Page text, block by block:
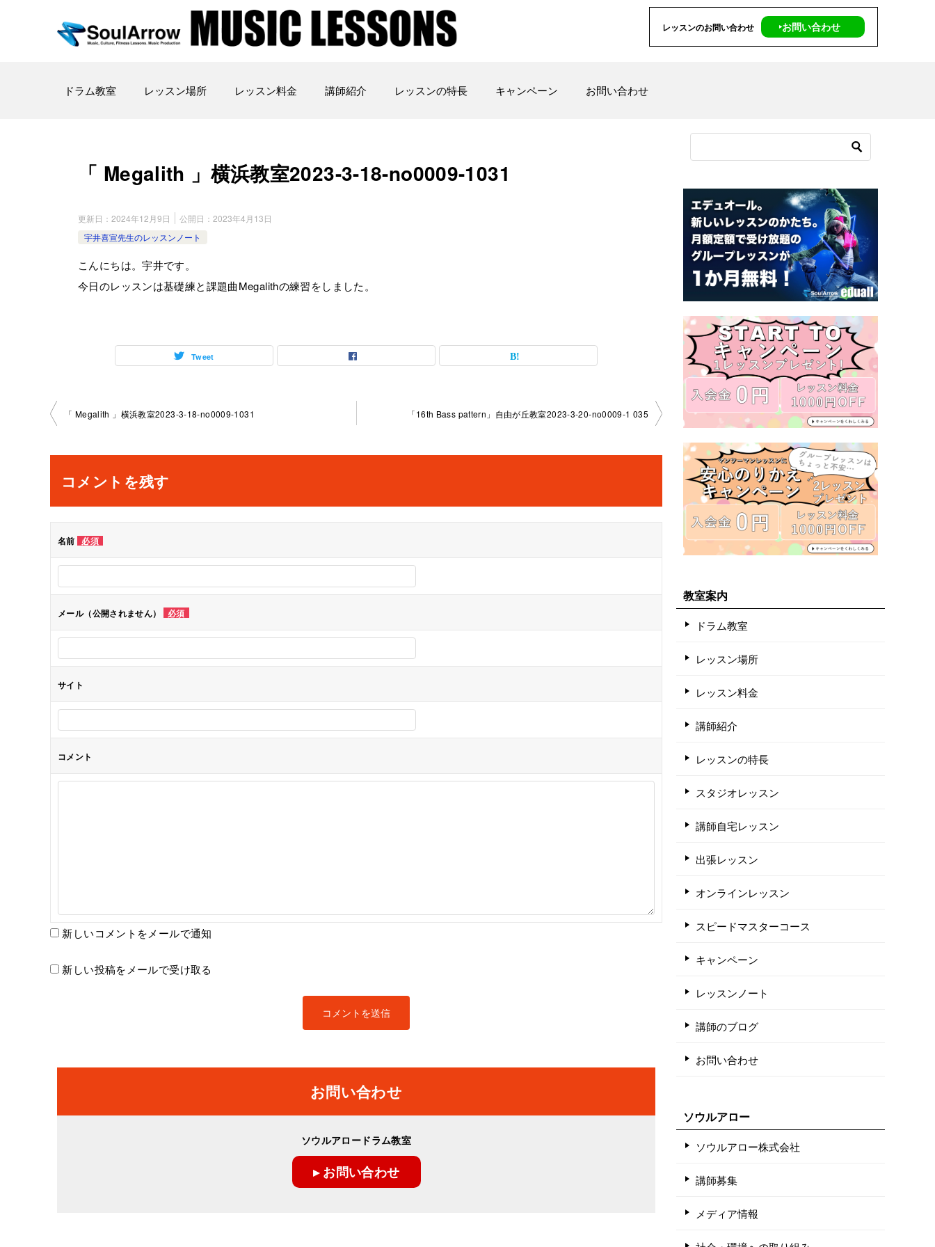
レッスンのお問い合わせ ‣お問い合わせ
ドラム教室 レッスン場所 レッスン料金 講師紹介 レッスンの特長 キャンペーン お問い合わせ
「 Megalith 」横浜教室2023-3-18-no0009-1031
更新日： 2024年12月9日 公開日： 2023年4月13日
宇井喜宣先生のレッスンノート
こんにちは。宇井です。
今日のレッスンは基礎練と課題曲Megalithの練習をしました。
Tweet
投
ナ
ビ
ゲ
ー
シ
ョ
「 Megalith 」横浜教室2023-3-18-no0009-1031 「16th Bass pattern」自由が丘教室2023-3-20-no0009-1 035
コメントを残す
名前 必須
メール（公開されません） 必須
サイト
コメント
新しいコメントをメールで通知
新しい投稿をメールで受け取る
お問い合わせ
ソウルアロードラム教室
▸ お問い合わせ
教室案内
ドラム教室
レッスン場所
レッスン料金
講師紹介
レッスンの特長
スタジオレッスン
講師自宅レッスン
出張レッスン
オンラインレッスン
スピードマスターコース
キャンペーン
レッスンノート
講師のブログ
お問い合わせ
ソウルアロー
ソウルアロー株式会社
講師募集
メディア情報